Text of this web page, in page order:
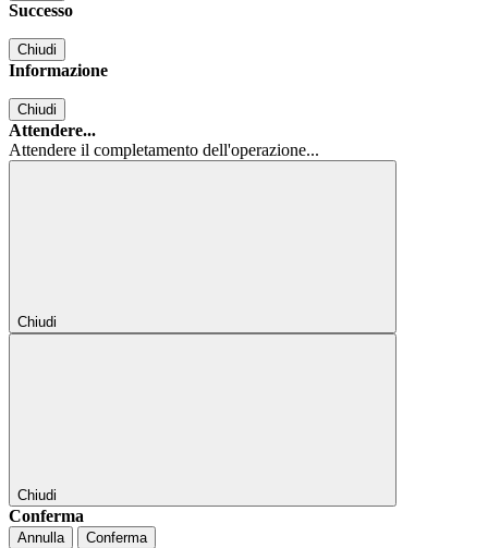
Successo
Chiudi
Informazione
Chiudi
Attendere...
Attendere il completamento dell'operazione...
Chiudi
Chiudi
Conferma
Annulla Conferma